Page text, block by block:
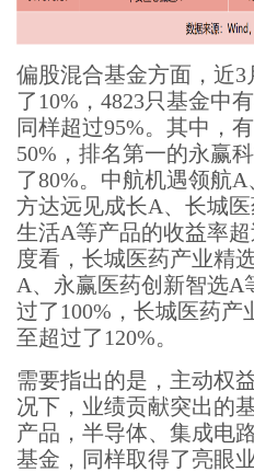
偏股混合基金方面，近
了10%，4823只基金中
同样超过95%。其中，
50%，排名第一的永赢
了80%。中航机遇领航
方达远见成长A、长城
生活A等产品的收益率
度看，长城医药产业精
A、永赢医药创新智选A
过了100%，长城医药
至超过了120%。
需要指出的是，主动权
况下，业绩贡献突出的
产品，半导体、集成电
基金，同样取得了亮眼